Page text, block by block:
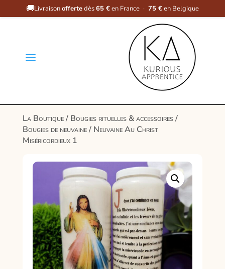
🚚Livraisonoffertedès65 €en France · 75 €en Belgique
a
La Boutique/ Bougies rituelles & accessoires/
Bougies de neuvaine/ Neuvaine Au Christ
Miséricordieux 1